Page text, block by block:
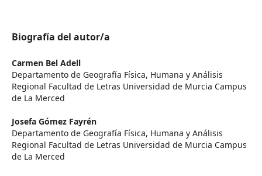
Biografía del autor/a
Carmen Bel Adell
Departamento de Geografía Física, Humana y Análisis
Regional Facultad de Letras Universidad de Murcia Campus
de La Merced
Josefa Gómez Fayrén
Departamento de Geografía Física, Humana y Análisis
Regional Facultad de Letras Universidad de Murcia Campus
de La Merced